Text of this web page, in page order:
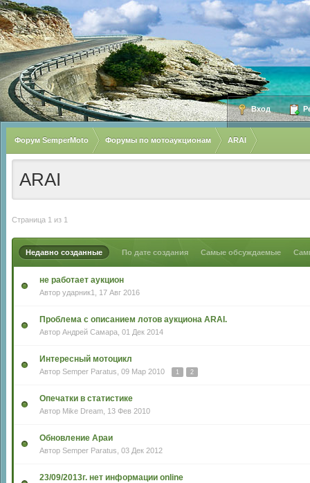
Вход
Форум SemperMoto Форумы по мотоаукционам ARAI
ARAI
Страница 1 из 1
Недавно созданные По дате создания Самые обсуждаемые
не работает аукцион
Автор ударник1 , 17 Авг 2016
Проблема с описанием лотов аукциона ARAI.
Автор Андрей Самара , 01 Дек 2014
Интересный мотоцикл
Автор Semper Paratus , 09 Мар 2010 1 2
Опечатки в статистике
Автор Mike Dream , 13 Фев 2010
Обновление Араи
Автор Semper Paratus , 03 Дек 2012
23/09/2013г. нет информации online